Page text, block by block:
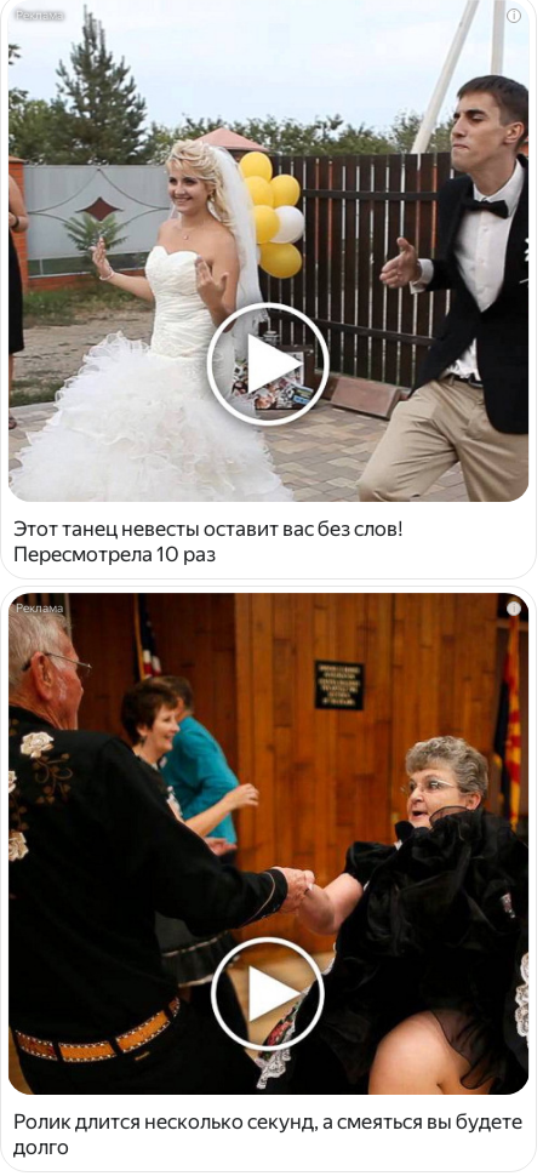
i
Этот танец невесты оставит вас без слов!
Пересмотрела 10 раз
i
Ролик длится несколько секунд, а смеяться вы будете
долго